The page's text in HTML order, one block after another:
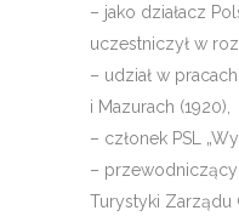
– jako działacz
uczestniczył w
– udział w
i Mazurach (1920),
– członek PSL
–
Turystyki Zarządu